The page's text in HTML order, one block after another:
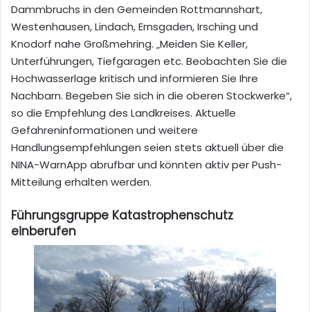
Dammbruchs in den Gemeinden Rottmannshart,
Westenhausen, Lindach, Ernsgaden, Irsching und
Knodorf nahe Großmehring. „Meiden Sie Keller,
Unterführungen, Tiefgaragen etc. Beobachten Sie die
Hochwasserlage kritisch und informieren Sie Ihre
Nachbarn. Begeben Sie sich in die oberen Stockwerke“,
so die Empfehlung des Landkreises. Aktuelle
Gefahreninformationen und weitere
Handlungsempfehlungen seien stets aktuell über die
NINA-WarnApp abrufbar und könnten aktiv per Push-
Mitteilung erhalten werden.
Führungsgruppe Katastrophenschutz
einberufen